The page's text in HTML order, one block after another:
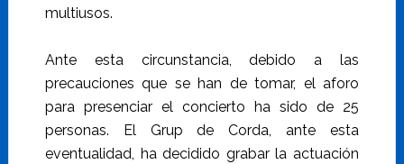
multiusos.
Ante esta circunstancia, debido a las
precauciones que se han de tomar, el aforo
para presenciar el concierto ha sido de 25
personas. El Grup de Corda, ante esta
eventualidad, ha decidido grabar la actuación